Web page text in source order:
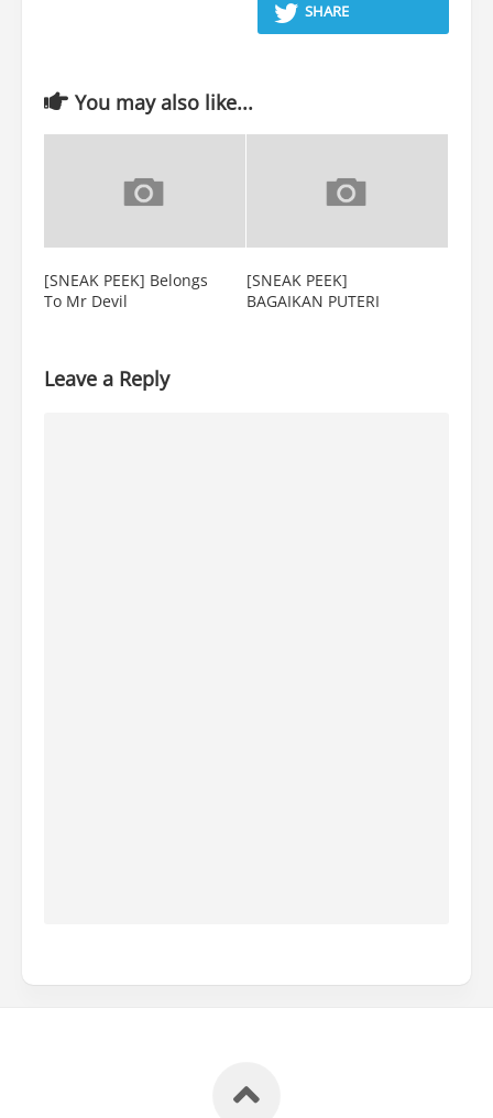
SHARE
You may also like...
[SNEAK PEEK] Belongs
To Mr Devil
[SNEAK PEEK]
BAGAIKAN PUTERI
Leave a Reply